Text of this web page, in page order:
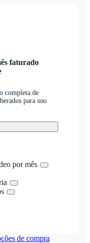
faturado
completa de
para uso
por mês
de compra